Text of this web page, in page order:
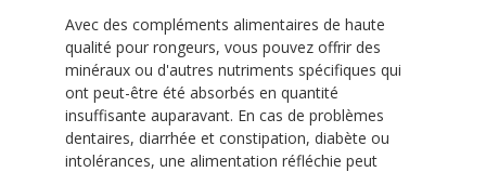
Avec des compléments alimentaires de haute
qualité pour rongeurs, vous pouvez offrir des
minéraux ou d'autres nutriments spécifiques qui
ont peut-être été absorbés en quantité
insuffisante auparavant. En cas de problèmes
dentaires, diarrhée et constipation, diabète ou
intolérances, une alimentation réfléchie peut